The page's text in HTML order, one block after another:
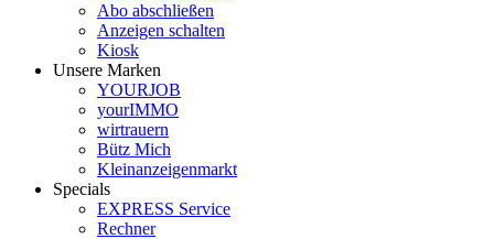
Abo abschließen
Anzeigen schalten
Kiosk
Unsere Marken
YOURJOB
yourIMMO
wirtrauern
Bütz Mich
Kleinanzeigenmarkt
Specials
EXPRESS Service
Rechner